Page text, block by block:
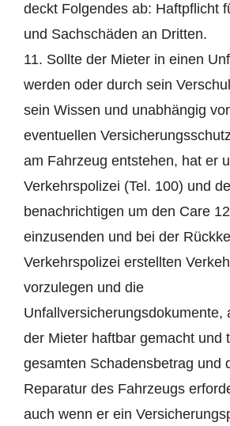
deckt Folgendes ab: Haftpflicht
und Sachschäden an Dritten.
11. Sollte der Mieter in einen
werden oder durch sein
sein Wissen und unabhängig
eventuellen
am Fahrzeug entstehen, hat er
Verkehrspolizei (Tel. 100) und
benachrichtigen um den Care
einzusenden und bei der
Verkehrspolizei erstellten
vorzulegen und die
Unfallversicherungsdokumente,
der Mieter haftbar gemacht und
gesamten Schadensbetrag und
Reparatur des Fahrzeugs
auch wenn er ein